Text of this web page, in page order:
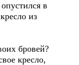
в
из
бровей?
кресло,